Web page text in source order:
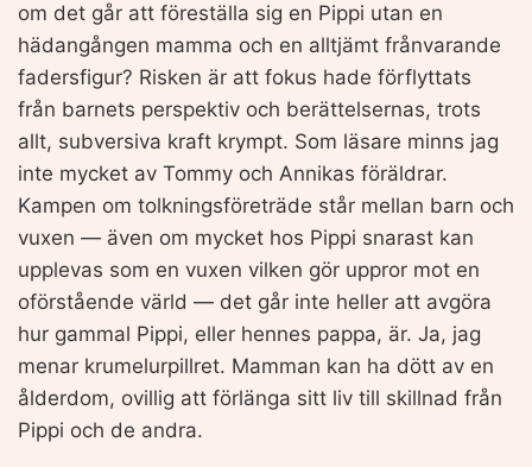
om det går att föreställa sig en Pippi utan en
hädangången mamma och en alltjämt frånvarande
fadersfigur? Risken är att fokus hade förflyttats
från barnets perspektiv och berättelsernas, trots
allt, subversiva kraft krympt. Som läsare minns jag
inte mycket av Tommy och Annikas föräldrar.
Kampen om tolkningsföreträde står mellan barn och
vuxen — även om mycket hos Pippi snarast kan
upplevas som en vuxen vilken gör uppror mot en
oförstående värld — det går inte heller att avgöra
hur gammal Pippi, eller hennes pappa, är. Ja, jag
menar krumelurpillret. Mamman kan ha dött av en
ålderdom, ovillig att förlänga sitt liv till skillnad från
Pippi och de andra.